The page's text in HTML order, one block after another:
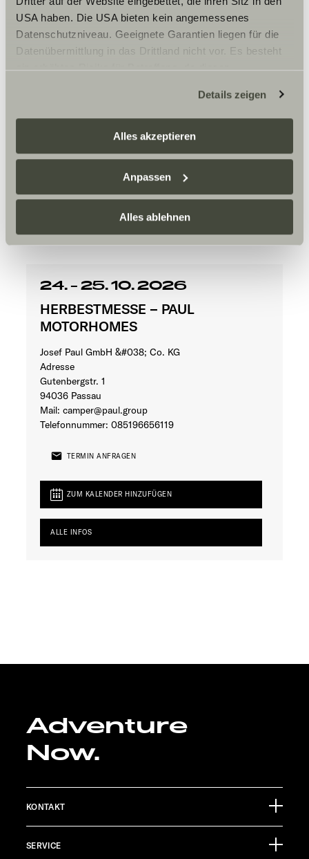
USA haben. Die USA bieten kein angemessenes
Datenschutzniveau. Geeignete Garantien liegen für die
Datenübermittlung in das Drittland nicht vor. Es besteht
ein erhöhtes Risiko für Betroffene, da diesen
zustehen. Eingesetzte Dienstleister können Daten für
eigene Zwecke verarbeiten und mit anderen Daten
zusammenführen. Weitere Informationen finden Sie hier:
Datenschutzerklärung
einzelne Cookies/Dienste in den Einstellungen aus,
erteilen Sie uns Ihre Einwilligung zur Verarbeitung Ihrer
Daten zu den genannten Zwecken. Die Einwilligung ist
freiwillig, für den Besuch der Website nicht erforderlich
notwendigen Cookies auf der Webseite gesetzt, die für
Ermöglichung der Seitennavigation erforderlich sind.
Details zeigen
Alles akzeptieren
Anpassen
Alles ablehnen
08:00 – 15:00 Uhr
WERKSTATT
Montag – Freitag:
Anstehende Events
Oktober 2026
24. - 25. 10. 2026
HERBESTMESSE – PAUL
MOTORHOMES
Josef Paul GmbH &#038; Co. KG
Adresse
Gutenbergstr. 1
94036 Passau
Mail: camper@paul.group
Telefonnummer: 085196656119
TERMIN ANFRAGEN
ZUM KALENDER HINZUFÜGEN
ALLE INFOS
Adventure
Now.
KONTAKT
Ölmühlestraße 6
SERVICE